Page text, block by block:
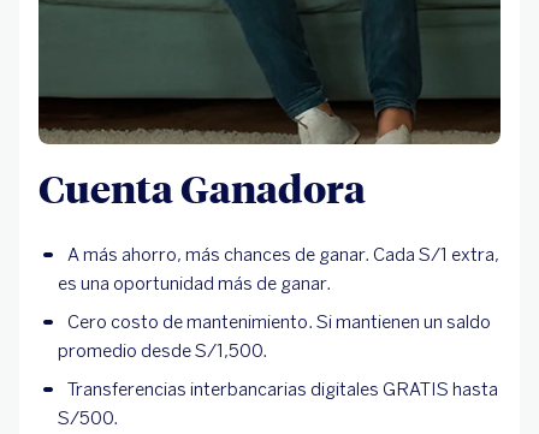
Cuenta Ganadora
A más ahorro, más chances de ganar. Cada S/1 extra,
es una oportunidad más de ganar.
Cero costo de mantenimiento. Si mantienen un saldo
promedio desde S/1,500.
Transferencias interbancarias digitales GRATIS hasta
S/500.